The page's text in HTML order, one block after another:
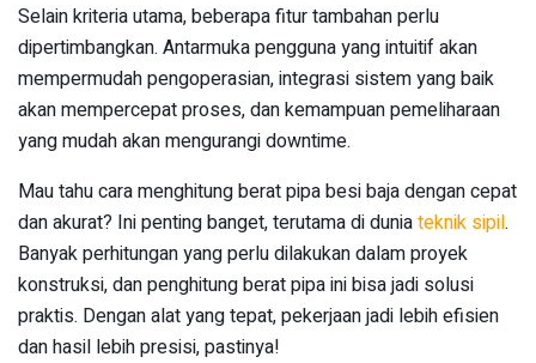
Selain kriteria utama, beberapa fitur tambahan perlu
dipertimbangkan. Antarmuka pengguna yang intuitif akan
mempermudah pengoperasian, integrasi sistem yang baik
akan mempercepat proses, dan kemampuan pemeliharaan
yang mudah akan mengurangi downtime.
Mau tahu cara menghitung berat pipa besi baja dengan cepat
dan akurat? Ini penting banget, terutama di duniateknik sipil.
Banyak perhitungan yang perlu dilakukan dalam proyek
konstruksi, dan penghitung berat pipa ini bisa jadi solusi
praktis. Dengan alat yang tepat, pekerjaan jadi lebih efisien
dan hasil lebih presisi, pastinya!